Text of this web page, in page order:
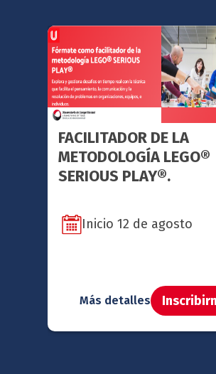
FACILITADOR DE LA
METODOLOGÍA LEGO®
SERIOUS PLAY®.
Inicio 12 de agosto
Más detalles